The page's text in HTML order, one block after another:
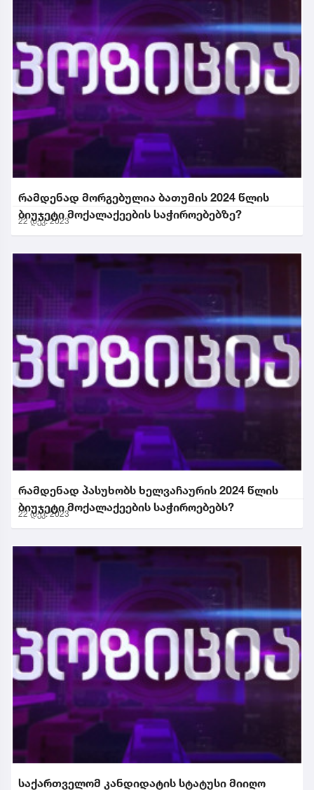
რამდენად მორგებულია ბათუმის 2024 წლის
ბიუჯეტი მოქალაქეების საჭიროებებზე?
22 დეკ. 2023
რამდენად პასუხობს ხელვაჩაურის 2024 წლის
ბიუჯეტი მოქალაქეების საჭიროებებს?
22 დეკ. 2023
საქართველომ კანდიდატის სტატუსი მიიღო